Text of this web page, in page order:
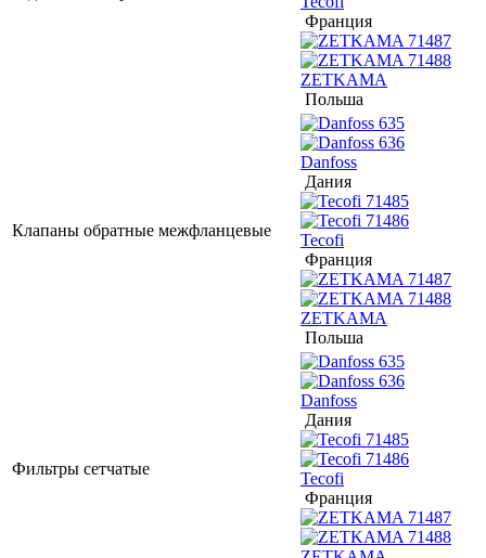
Франция
ZETKAMA
Польша
Клапаны обратные межфланцевые
Danfoss
Дания
Tecofi
Франция
ZETKAMA
Польша
Фильтры сетчатые
Danfoss
Дания
Tecofi
Франция